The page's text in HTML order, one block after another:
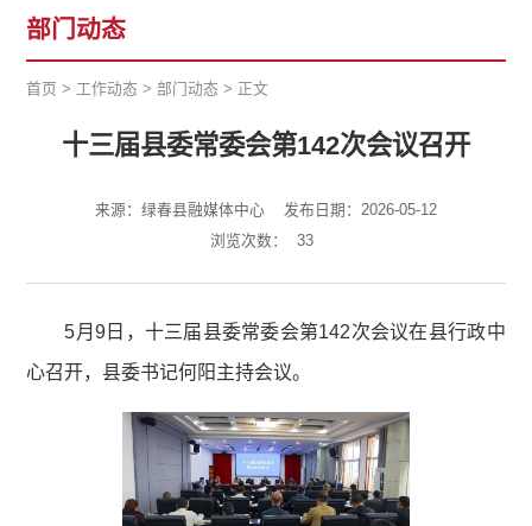
部门动态
首页 > 工作动态 >部门动态 > 正文
十三届县委常委会第142次会议召开
来源：绿春县融媒体中心
发布日期：2026-05-12
浏览次数：
33
5月9日，十三届县委常委会第142次会议在县行政中
心召开，县委书记何阳主持会议。